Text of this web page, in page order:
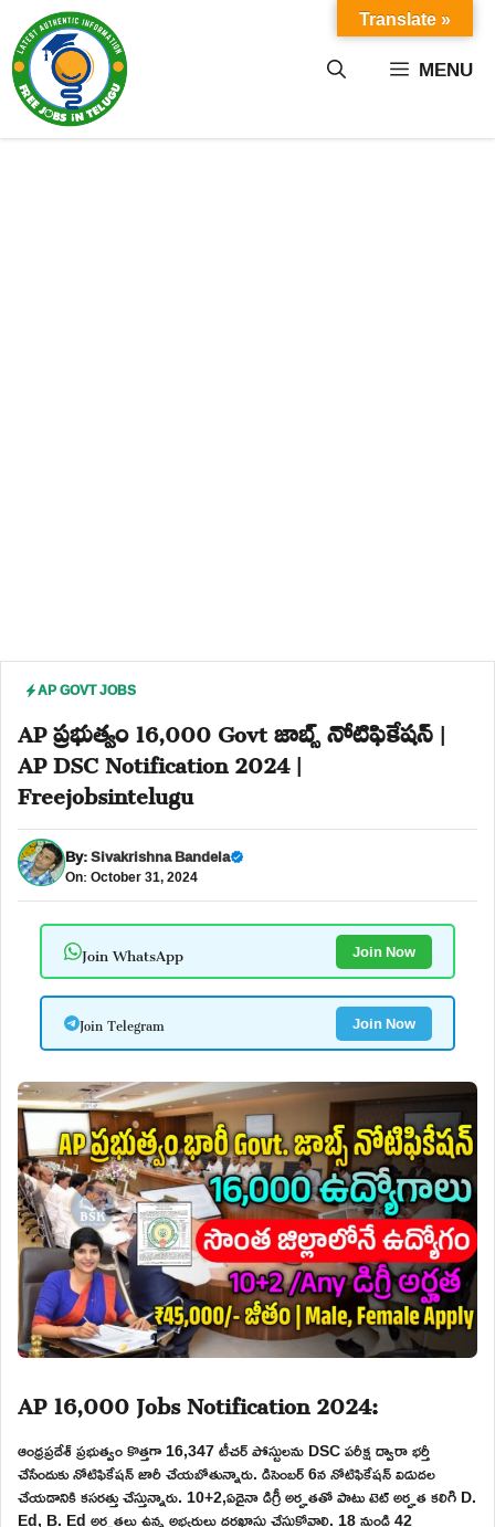
content MENU
AP GOVT JOBS
AP ప్రభుత్వం 16,000 Govt జాబ్స్ నోటిఫికేషన్ |
AP DSC Notification 2024 |
Freejobsintelugu
By:Sivakrishna Bandela
On: October 31, 2024
Join WhatsApp Join Now
Join Telegram Join Now
AP 16,000 Jobs Notification 2024:
ఆంధ్రప్రదేశ్ ప్రభుత్వం కొత్తగా 16,347 టీచర్ పోస్టులను DSC పరీక్ష ద్వారా భర్తీ
చేసేందుకు నోటిఫికేషన్ జారీ చేయబోతున్నారు. డిసెంబర్ 6న నోటిఫికేషన్ విడుదల
చేయడానికి కసరత్తు చేస్తున్నారు. 10+2,ఏదైనా డిగ్రీ అర్హతతో పాటు టెట్ అర్హత కలిగి D.
Ed, B. Ed అర్హతలు ఉన్న అభ్యర్థులు దరఖాస్తు చేసుకోవాలి. 18 నుండి 42
Translate »